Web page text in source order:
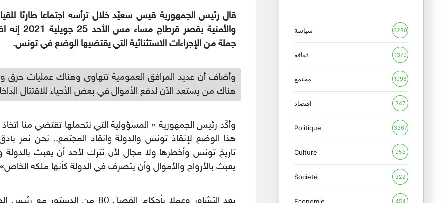
قال رئيس الجمهورية قيس سعيّد خلال ترأسه اجتماعا طارئا
والأمنية بقصر
جملة من الإجراءات الاستثنائية التي يقتضيها الوضع في تونس.
وأضاف أن عديد المرافق العمومية تتهاوى وهناك عمليات حرق
هناك من يستعد الآن لدفع الأموال في بعض الأحياء للاقتتال
وأكّد رئيس الجمهورية « المسؤولية التي نتحملها تقتضي منا اتخاذ
هذا الوضع لإنقاذ تونس والدولة وانقاد المجتمع.. نحن نمر
تاريخ تونس وأخطرها ولا مجال لأن نترك لأحد أن يعبث بالدولة
يعبث بالأرواح والأموال وأن يتصرف في الدولة كأنها ملكه
بعد التشاور وعملا بأحكام الفصل 80 من
سياسة 6280
ثقافة 1379
مجتمع 1098
اقتصاد 347
Politique 3367
Culture 953
Societé 322
Economie 454